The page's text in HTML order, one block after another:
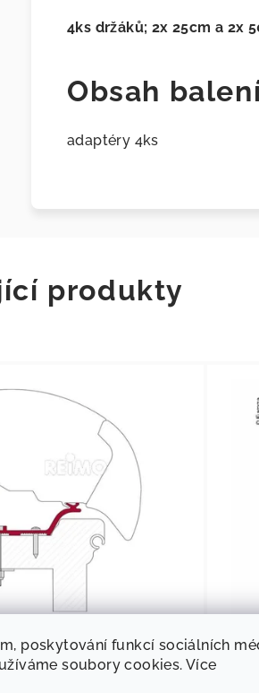
poskytování funkcí sociálních
soubory cookies. Více
4ks držáků; 2x 25cm a 2x
Obsah
adaptéry 4ks
produkty
F65S/F65L/F65